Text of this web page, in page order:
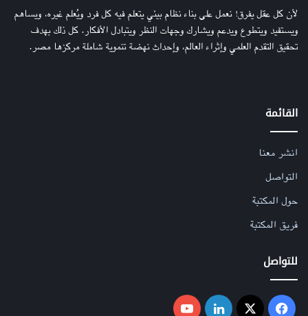
لأن كل عقل يفرق! نعمل على بناء نظام بيئي يتعلم فيه كل فرد ويُعلم غيره، ويساهم
ويستفيد ويتطوع ويدعم ويشارك وجهات النظر ويتبادل الأفكار. كل ذلك بهدف
تحقيق التقدم العلمي وإثراء العالم، وإحداث نهضة تنموية شاملة مركزها مصر.
القائمة
انشر معنا
التواصل
حول المكتبة
فريق المكتبة
للتواصل
فيسبوك ‫X لينكدإن ‫YouTube